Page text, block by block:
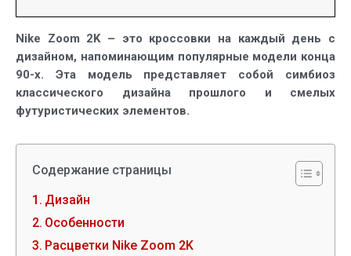
Nike Zoom 2K – это кроссовки на каждый день с
дизайном, напоминающим популярные модели конца
90-х. Эта модель представляет собой симбиоз
классического дизайна прошлого и смелых
футуристических элементов.
Содержание страницы
Дизайн
Особенности
Расцветки Nike Zoom 2K